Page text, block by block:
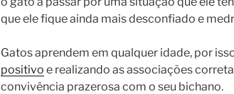
que ele fique ainda mais desconfiado e
Gatos aprendem em qualquer idade, por
positivo e realizando as associações
convivência prazerosa com o seu bichano.